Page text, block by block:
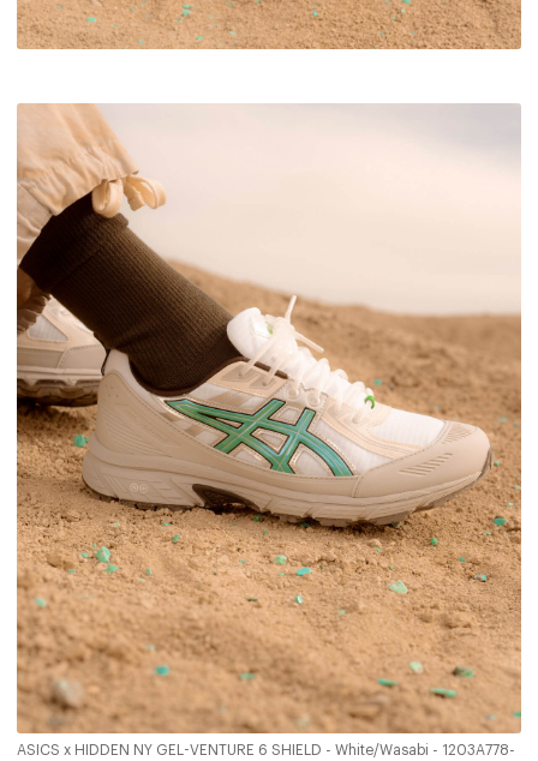
ASICS x HIDDEN NY GEL-VENTURE 6 SHIELD - White/Wasabi - 1203A778-